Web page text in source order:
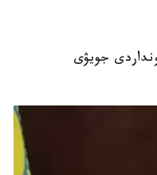
پوليگونداردى جويۋى